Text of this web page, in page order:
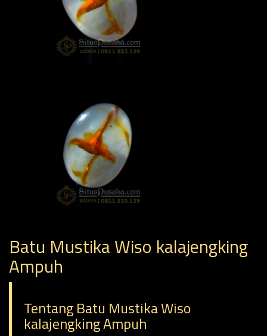
Batu Mustika Wiso kalajengking
Ampuh
Tentang Batu Mustika Wiso
kalajengking Ampuh